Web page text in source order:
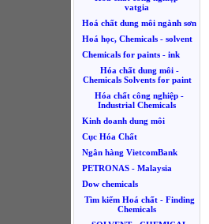
vatgia
Hoá chất dung môi ngành sơn
Hoá học, Chemicals - solvent
Chemicals for paints - ink
Hóa chất dung môi -
Chemicals Solvents for paint
Hóa chất công nghiệp -
Industrial Chemicals
Kinh doanh dung môi
Cục Hóa Chất
Ngân hàng VietcomBank
PETRONAS - Malaysia
Dow chemicals
Tìm kiếm Hoá chất - Finding
Chemicals